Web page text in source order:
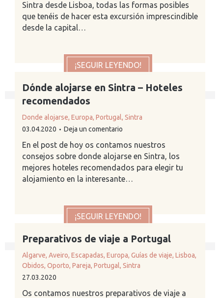
Sintra desde Lisboa, todas las formas posibles
que tenéis de hacer esta excursión imprescindible
desde la capital…
¡SEGUIR LEYENDO!
Dónde alojarse en Sintra – Hoteles
recomendados
Donde alojarse, Europa, Portugal, Sintra
03.04.2020
Deja un comentario
En el post de hoy os contamos nuestros
consejos sobre donde alojarse en Sintra, los
mejores hoteles recomendados para elegir tu
alojamiento en la interesante…
¡SEGUIR LEYENDO!
Preparativos de viaje a Portugal
Algarve, Aveiro, Escapadas, Europa, Guías de viaje, Lisboa,
Obidos, Oporto, Pareja, Portugal, Sintra
27.03.2020
Os contamos nuestros preparativos de viaje a